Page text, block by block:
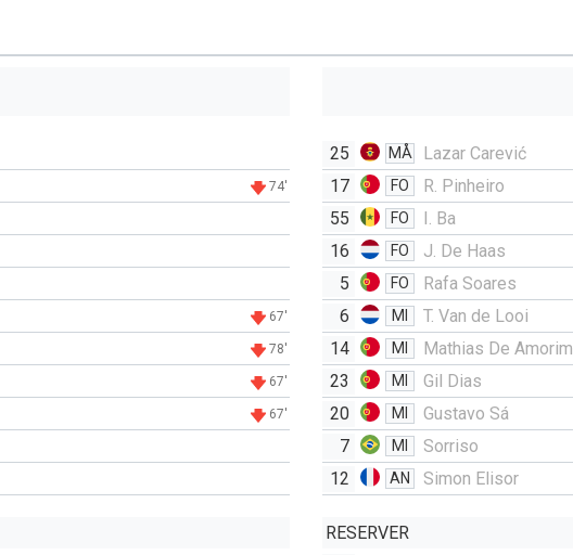
74'
67'
78'
67'
67'
25 MÅ
Lazar Carević
17
FO
R. Pinheiro
55
FO
I. Ba
16
FO
J. De Haas
5
FO Rafa Soares
6 MI
T. Van de Looi
14
MI Mathias De Amorim
23 MI Gil Dias
20 MI
Gustavo Sá
7
MI Sorriso
12 AN Simon Elisor
RESERVER